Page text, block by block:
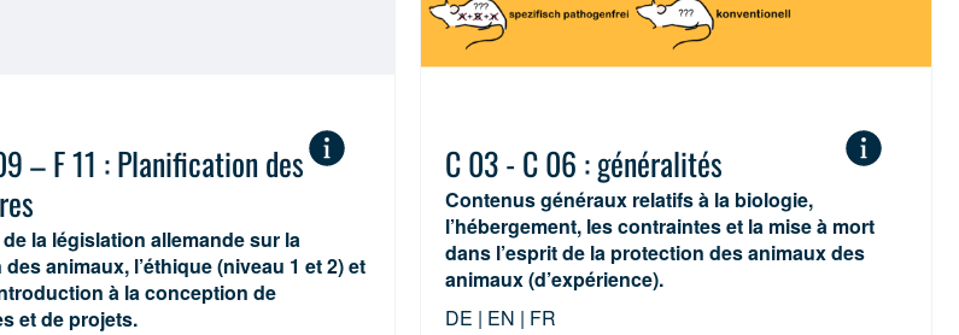
– F 11 : Planification des
la législation allemande sur la
animaux, l’éthique (niveau 1 et 2) et
à la conception de
et de projets.
C 03 - C 06 : généralités
Contenus généraux relatifs à la biologie,
l’hébergement, les contraintes et la mise à mort
dans l’esprit de la protection des animaux des
animaux (d’expérience).
DE | EN | FR